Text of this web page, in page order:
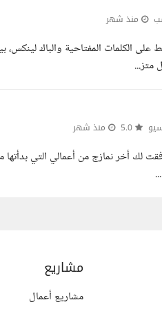
منذ شهر
منذ شهر
لك أخر نمازج من أعمالي التي
مشاريع
مشاريع أعمال